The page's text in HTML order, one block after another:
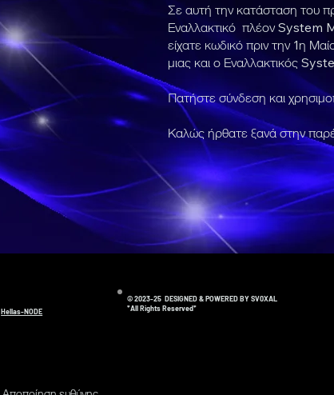
Σε αυτή την κατάσταση του
Εναλλακτικό πλέον System
είχατε κωδικό πριν την 1η
μιας και ο Εναλλακτικός
Πατήστε σύνδεση και
Καλώς ήρθατε ξανά στην
Hellas-NODE
© 2023-25 DESIGNED & POWERED BY SV0XAL
*All Rights Reserved*